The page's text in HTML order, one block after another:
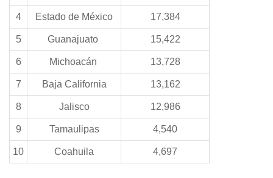
4 Estado de México 17,384
5 Guanajuato 15,422
6 Michoacán 13,728
7 Baja California 13,162
8 Jalisco 12,986
9 Tamaulipas 4,540
10 Coahuila 4,697